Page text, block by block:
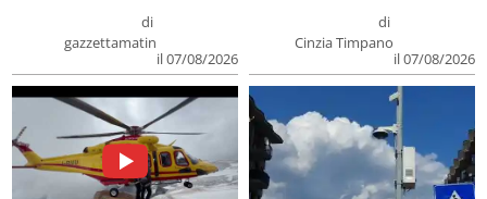
di
gazzettamatin
il 07/08/2026
di
Cinzia Timpano
il 07/08/2026